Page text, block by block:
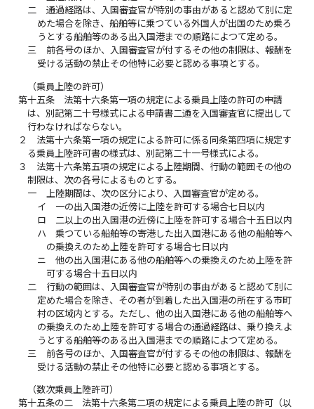
二
通過経路は、入国審査官が特別の事由があると認めて別に定
めた場合を除き、船舶等に乗つている外国人が出国のため乗ろ
うとする船舶等のある出入国港までの順路によつて定める。
三
前各号のほか、入国審査官が付するその他の制限は、報酬を
受ける活動の禁止その他特に必要と認める事項とする。
（乗員上陸の許可）
第十五条
法第十六条第一項の規定による乗員上陸の許可の申請
は、別記第二十号様式による申請書二通を入国審査官に提出して
行わなければならない。
２
法第十六条第一項の規定による許可に係る同条第四項に規定す
る乗員上陸許可書の様式は、別記第二十一号様式による。
３
法第十六条第五項の規定による上陸期間、行動の範囲その他の
制限は、次の各号によるものとする。
一
上陸期間は、次の区分により、入国審査官が定める。
イ
一の出入国港の近傍に上陸を許可する場合七日以内
ロ
二以上の出入国港の近傍に上陸を許可する場合十五日以内
ハ
乗つている船舶等の寄港した出入国港にある他の船舶等へ
の乗換えのため上陸を許可する場合七日以内
ニ
他の出入国港にある他の船舶等への乗換えのため上陸を許
可する場合十五日以内
二
行動の範囲は、入国審査官が特別の事由があると認めて別に
定めた場合を除き、その者が到着した出入国港の所在する市町
村の区域内とする。ただし、他の出入国港にある他の船舶等へ
の乗換えのため上陸を許可する場合の通過経路は、乗り換えよ
うとする船舶等のある出入国港までの順路によつて定める。
三
前各号のほか、入国審査官が付するその他の制限は、報酬を
受ける活動の禁止その他特に必要と認める事項とする。
（数次乗員上陸許可）
第十五条の二
法第十六条第二項の規定による乗員上陸の許可（以